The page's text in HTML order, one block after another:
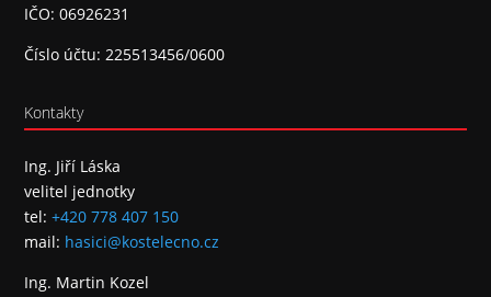
IČO: 06926231
Číslo účtu: 225513456/0600
Kontakty
Ing. Jiří Láska
velitel jednotky
tel:+420 778 407 150
mail: hasici@kostelecno.cz
Ing. Martin Kozel